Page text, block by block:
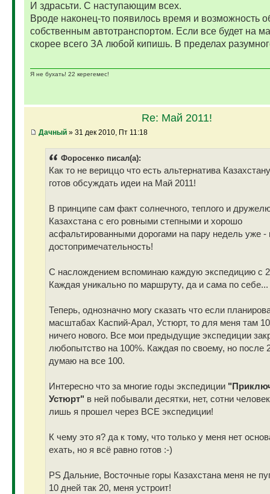
И здрасьти. С наступающим всех.
Вроде наконец-то появилось время и возможность
собственным автотранспортом. Если все будет на
скорее всего ЗА любой кипишь. В пределах
Я не бухать! 22 керегемес!
Re: Май 2011!
Дачный» 31 дек 2010, Пт 11:18
Фopoceнкo писал(а):
Как то не вериццо что есть альтернатива
готов обсуждать идеи на Май 2011!
В принципе сам факт солнечного, теплого и
Казахстана с его ровными степными и хорошо
асфальтированными дорогами на пару недель уже -
достопримечательность!
С наслождением вспоминаю каждую экспедицию с
Каждая уникально по маршруту, да и сама по себе...
Теперь, однозначно могу сказать что если
масштабах Каспий-Арал, Устюрт, то для меня там
ничего нового. Все мои предыдущие экспедиции
любопытство на 100%. Каждая по своему, но после
думаю на все 100.
Интересно что за многие годы экспедиции
Устюрт" в ней побывали десятки, нет, сотни
лишь я прошел через ВСЕ экспедиции!
К чему это я? да к тому, что только у меня нет
ехать, но я всё равно готов :-)
PS Дальние, Восточные горы Казахстана меня не
10 дней так 20, меня устроит!